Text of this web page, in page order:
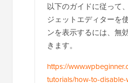
以下のガイドに従って
ジェットエディターを
ンを表示するには、無
きます。
https://
tutorials/how-to-